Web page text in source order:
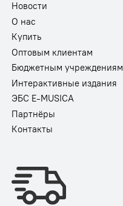
Новости
О нас
Купить
Оптовым клиентам
Бюджетным учреждениям
Интерактивные издания
ЭБС E-MUSICA
Партнёры
Контакты